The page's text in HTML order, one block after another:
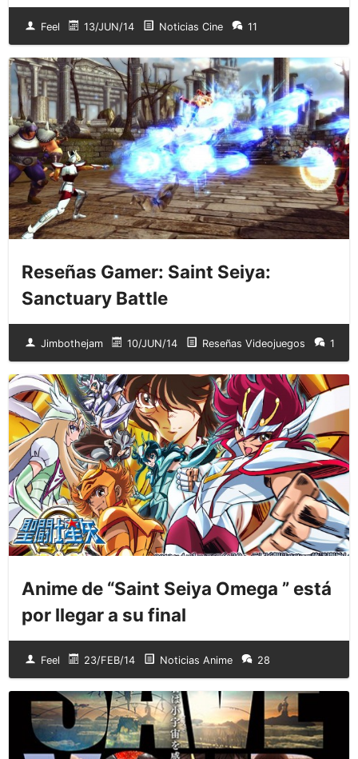
Feel 13/JUN/14 Noticias Cine 11
Reseñas Gamer: Saint Seiya:
Sanctuary Battle
Jimbothejam 10/JUN/14 Reseñas Videojuegos 1
Anime de “Saint Seiya Omega ” está
por llegar a su final
Feel 23/FEB/14 Noticias Anime 28